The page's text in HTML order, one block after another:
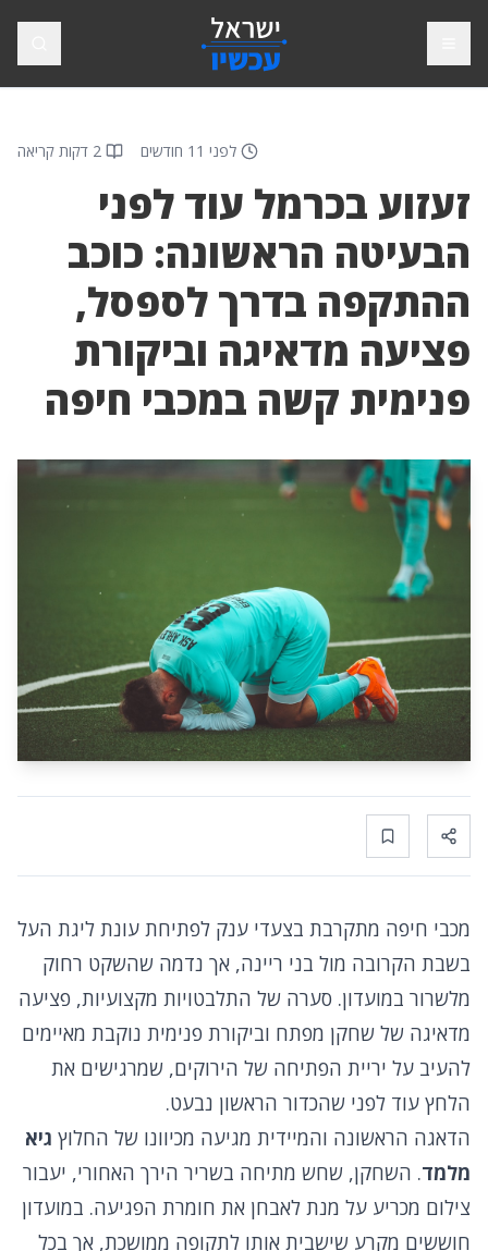
לפני 11 חודשים 2 דקות קריאה
זעזוע בכרמל עוד לפני
הבעיטה הראשונה: כוכב
ההתקפה בדרך לספסל,
פציעה מדאיגה וביקורת
פנימית קשה במכבי חיפה
Share
Bookmark
מכבי חיפה מתקרבת בצעדי ענק לפתיחת עונת ליגת העל
בשבת הקרובה מול בני ריינה, אך נדמה שהשקט רחוק
מלשרור במועדון. סערה של התלבטויות מקצועיות, פציעה
מדאיגה של שחקן מפתח וביקורת פנימית נוקבת מאיימים
להעיב על יריית הפתיחה של הירוקים, שמרגישים את
הלחץ עוד לפני שהכדור הראשון נבעט.
הדאגה הראשונה והמיידית מגיעה מכיוונו של החלוץ גיא
מלמד. השחקן, שחש מתיחה בשריר הירך האחורי, יעבור
צילום מכריע על מנת לאבחן את חומרת הפגיעה. במועדון
חוששים מקרע שישבית אותו לתקופה ממושכת, אך בכל